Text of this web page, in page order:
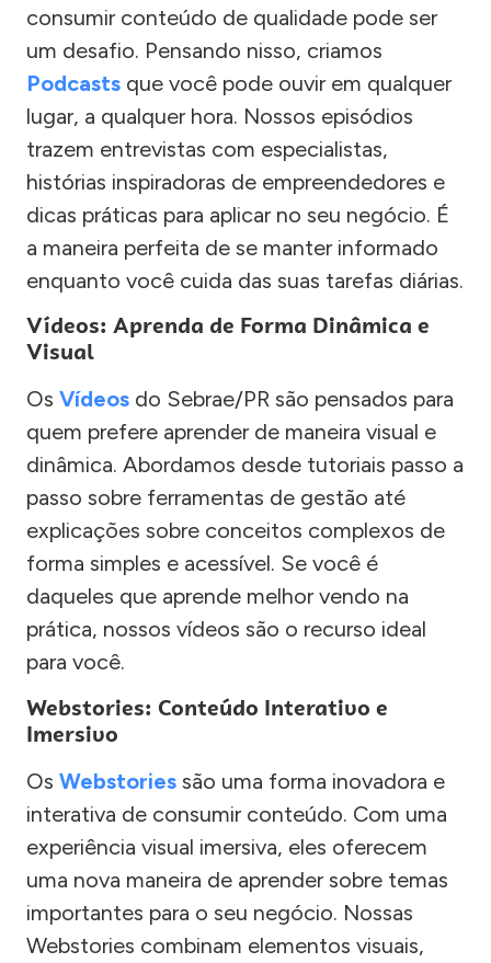
consumir conteúdo de qualidade pode ser
um desafio. Pensando nisso, criamos
Podcasts que você pode ouvir em qualquer
lugar, a qualquer hora. Nossos episódios
trazem entrevistas com especialistas,
histórias inspiradoras de empreendedores e
dicas práticas para aplicar no seu negócio. É
a maneira perfeita de se manter informado
enquanto você cuida das suas tarefas diárias.
Vídeos: Aprenda de Forma Dinâmica e
Visual
Os Vídeos do Sebrae/PR são pensados para
quem prefere aprender de maneira visual e
dinâmica. Abordamos desde tutoriais passo a
passo sobre ferramentas de gestão até
explicações sobre conceitos complexos de
forma simples e acessível. Se você é
daqueles que aprende melhor vendo na
prática, nossos vídeos são o recurso ideal
para você.
Webstories: Conteúdo Interativo e
Imersivo
Os Webstories são uma forma inovadora e
interativa de consumir conteúdo. Com uma
experiência visual imersiva, eles oferecem
uma nova maneira de aprender sobre temas
importantes para o seu negócio. Nossas
Webstories combinam elementos visuais,